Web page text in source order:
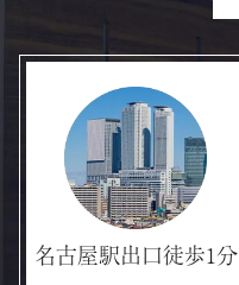
名古屋駅出口徒歩1分